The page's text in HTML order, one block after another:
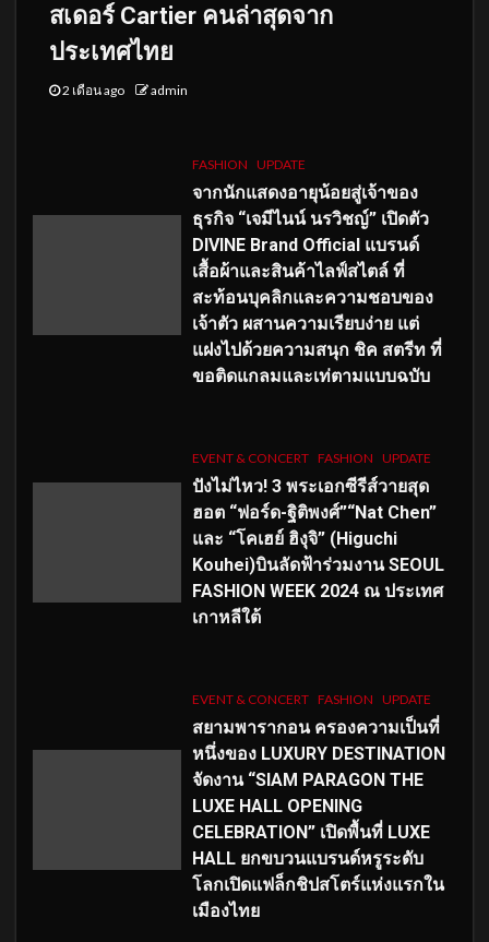
สเดอร์ Cartier คนล่าสุดจาก
ประเทศไทย
2 เดือน ago admin
FASHION UPDATE
จากนักแสดงอายุน้อยสู่เจ้าของ
ธุรกิจ “เจมีไนน์ นรวิชญ์” เปิดตัว
DIVINE Brand Official แบรนด์
เสื้อผ้าและสินค้าไลฟ์สไตล์ ที่
สะท้อนบุคลิกและความชอบของ
เจ้าตัว ผสานความเรียบง่าย แต่
แฝงไปด้วยความสนุก ชิค สตรีท ที่
ขอติดแกลมและเท่ตามแบบฉบับ
EVENT & CONCERT FASHION UPDATE
ปังไม่ไหว! 3 พระเอกซีรีส์วายสุด
ฮอต “ฟอร์ด-ฐิติพงศ์”“Nat Chen”
และ “โคเฮย์ ฮิงุจิ” (Higuchi
Kouhei)บินลัดฟ้าร่วมงาน SEOUL
FASHION WEEK 2024 ณ ประเทศ
เกาหลีใต้
EVENT & CONCERT FASHION UPDATE
สยามพารากอน ครองความเป็นที่
หนึ่งของ LUXURY DESTINATION
จัดงาน “SIAM PARAGON THE
LUXE HALL OPENING
CELEBRATION” เปิดพื้นที่ LUXE
HALL ยกขบวนแบรนด์หรูระดับ
โลกเปิดแฟล็กชิปสโตร์แห่งแรกใน
เมืองไทย